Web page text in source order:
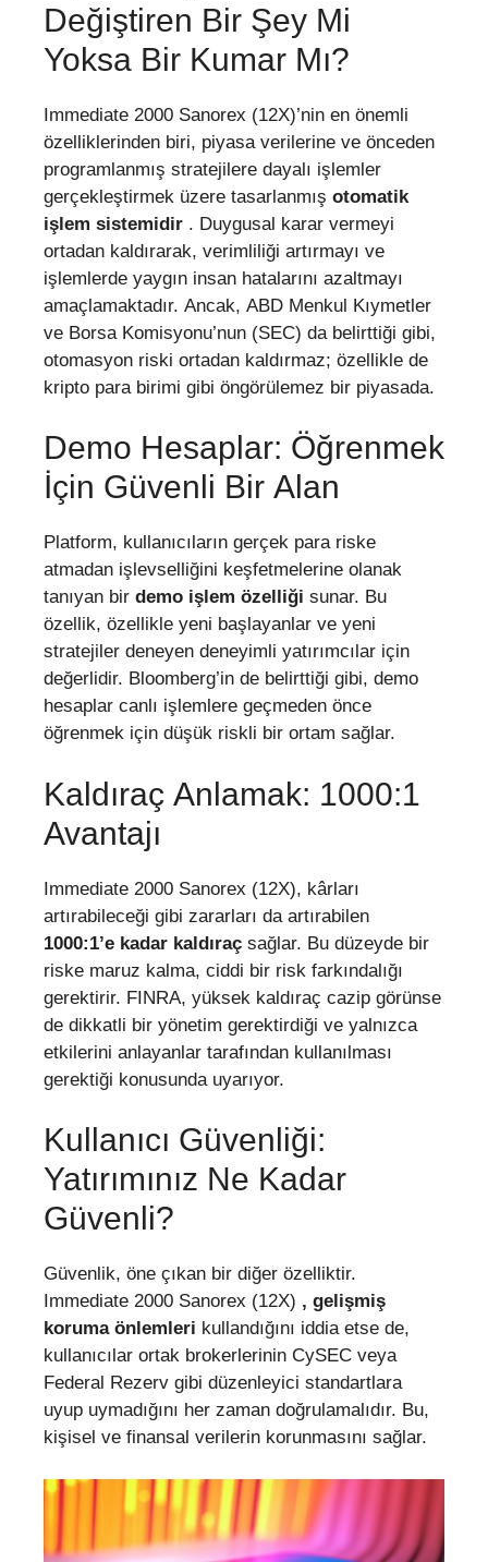
Değiştiren Bir Şey Mi
Yoksa Bir Kumar Mı?
Immediate 2000 Sanorex (12X)’nin en önemli
özelliklerinden biri, piyasa verilerine ve önceden
programlanmış stratejilere dayalı işlemler
gerçekleştirmek üzere tasarlanmış otomatik
işlem sistemidir . Duygusal karar vermeyi
ortadan kaldırarak, verimliliği artırmayı ve
işlemlerde yaygın insan hatalarını azaltmayı
amaçlamaktadır. Ancak, ABD Menkul Kıymetler
ve Borsa Komisyonu’nun (SEC) da belirttiği gibi,
otomasyon riski ortadan kaldırmaz; özellikle de
kripto para birimi gibi öngörülemez bir piyasada.
Demo Hesaplar: Öğrenmek
İçin Güvenli Bir Alan
Platform, kullanıcıların gerçek para riske
atmadan işlevselliğini keşfetmelerine olanak
tanıyan bir demo işlem özelliği sunar. Bu
özellik, özellikle yeni başlayanlar ve yeni
stratejiler deneyen deneyimli yatırımcılar için
değerlidir. Bloomberg’in de belirttiği gibi, demo
hesaplar canlı işlemlere geçmeden önce
öğrenmek için düşük riskli bir ortam sağlar.
Kaldıraç Anlamak: 1000:1
Avantajı
Immediate 2000 Sanorex (12X), kârları
artırabileceği gibi zararları da artırabilen
1000:1’e kadar kaldıraç sağlar. Bu düzeyde bir
riske maruz kalma, ciddi bir risk farkındalığı
gerektirir. FINRA, yüksek kaldıraç cazip görünse
de dikkatli bir yönetim gerektirdiği ve yalnızca
etkilerini anlayanlar tarafından kullanılması
gerektiği konusunda uyarıyor.
Kullanıcı Güvenliği:
Yatırımınız Ne Kadar
Güvenli?
Güvenlik, öne çıkan bir diğer özelliktir.
Immediate 2000 Sanorex (12X) , gelişmiş
koruma önlemleri kullandığını iddia etse de,
kullanıcılar ortak brokerlerinin CySEC veya
Federal Rezerv gibi düzenleyici standartlara
uyup uymadığını her zaman doğrulamalıdır. Bu,
kişisel ve finansal verilerin korunmasını sağlar.